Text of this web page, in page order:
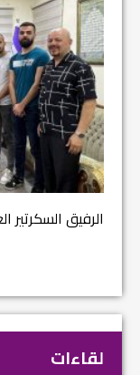
الرفيق السكرتير
لقاءات